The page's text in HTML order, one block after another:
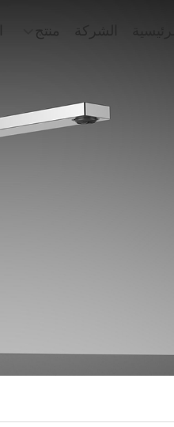
منتج